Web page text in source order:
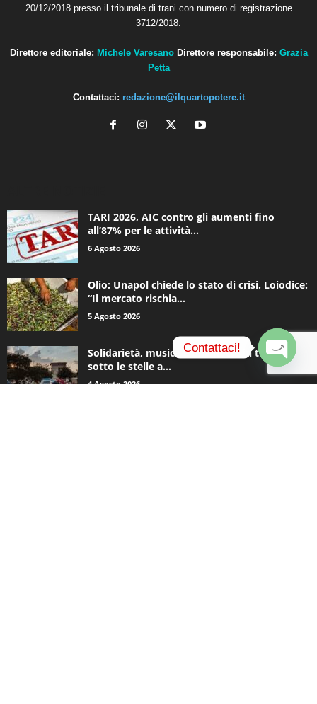
20/12/2018 presso il tribunale di trani con numero di registrazione
3712/2018.
Direttore editoriale: Michele Varesano Direttore responsabile: Grazia
Petta
Contattaci: redazione@ilquartopotere.it
TARI 2026, AIC contro gli aumenti fino
all’87% per le attività...
6 Agosto 2026
Olio: Unapol chiede lo stato di crisi. Loiodice:
“Il mercato rischia...
5 Agosto 2026
Solidarietà, musica e una notte in tenda
sotto le stelle a...
4 Agosto 2026
Contattaci!
O